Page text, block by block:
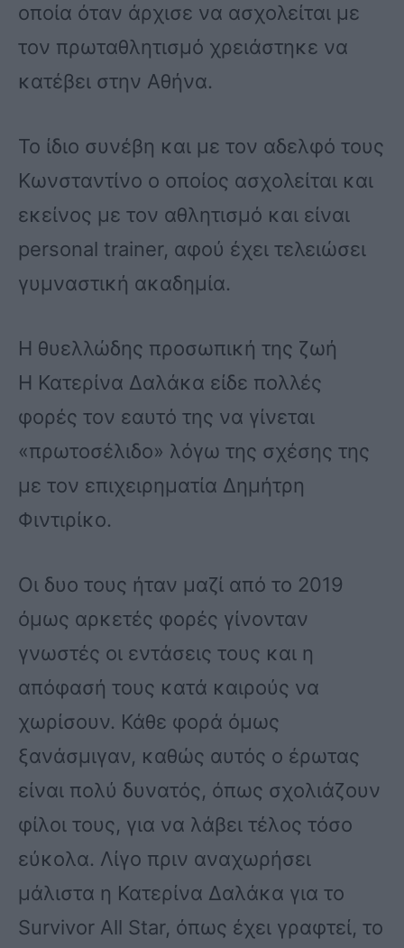
οποία όταν άρχισε να ασχολείται με
τον πρωταθλητισμό χρειάστηκε να
κατέβει στην Αθήνα.
Το ίδιο συνέβη και με τον αδελφό τους
Κωνσταντίνο ο οποίος ασχολείται και
εκείνος με τον αθλητισμό και είναι
personal trainer, αφού έχει τελειώσει
γυμναστική ακαδημία.
Η θυελλώδης προσωπική της ζωή
Η Κατερίνα Δαλάκα είδε πολλές
φορές τον εαυτό της να γίνεται
«πρωτοσέλιδο» λόγω της σχέσης της
με τον επιχειρηματία Δημήτρη
Φιντιρίκο.
Οι δυο τους ήταν μαζί από το 2019
όμως αρκετές φορές γίνονταν
γνωστές οι εντάσεις τους και η
απόφασή τους κατά καιρούς να
χωρίσουν. Κάθε φορά όμως
ξανάσμιγαν, καθώς αυτός ο έρωτας
είναι πολύ δυνατός, όπως σχολιάζουν
φίλοι τους, για να λάβει τέλος τόσο
εύκολα. Λίγο πριν αναχωρήσει
μάλιστα η Κατερίνα Δαλάκα για το
Survivor All Star, όπως έχει γραφτεί, το